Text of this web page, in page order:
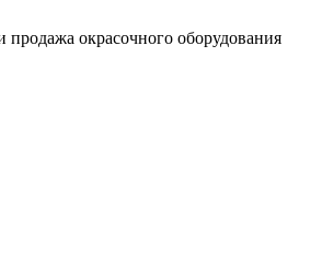
окрасочного оборудования